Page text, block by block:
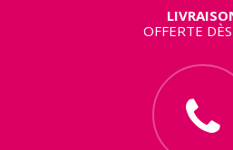
OFFERTE